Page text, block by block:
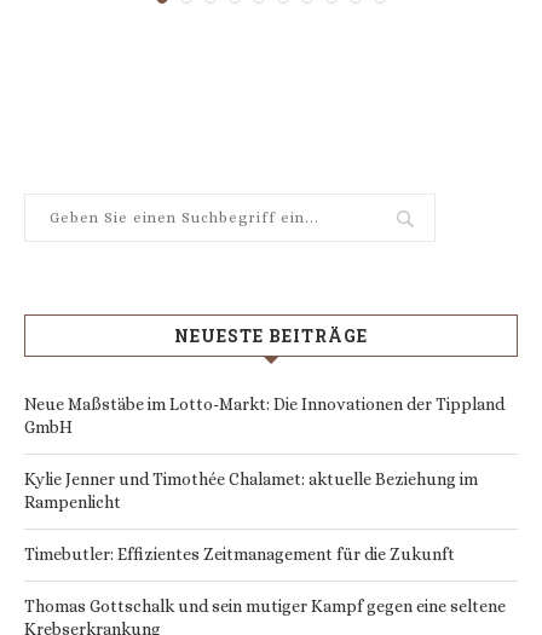
NEUESTE BEITRÄGE
Neue Maßstäbe im Lotto-Markt: Die Innovationen der Tippland
GmbH
Kylie Jenner und Timothée Chalamet: aktuelle Beziehung im
Rampenlicht
Timebutler: Effizientes Zeitmanagement für die Zukunft
Thomas Gottschalk und sein mutiger Kampf gegen eine seltene
Krebserkrankung